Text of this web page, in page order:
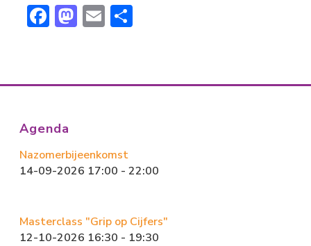
F
b
ok
M
o
n
E
l n
Agenda
Nazomerbijeenkomst
14-09-2026 17:00 - 22:00
Masterclass "Grip op Cijfers"
12-10-2026 16:30 - 19:30